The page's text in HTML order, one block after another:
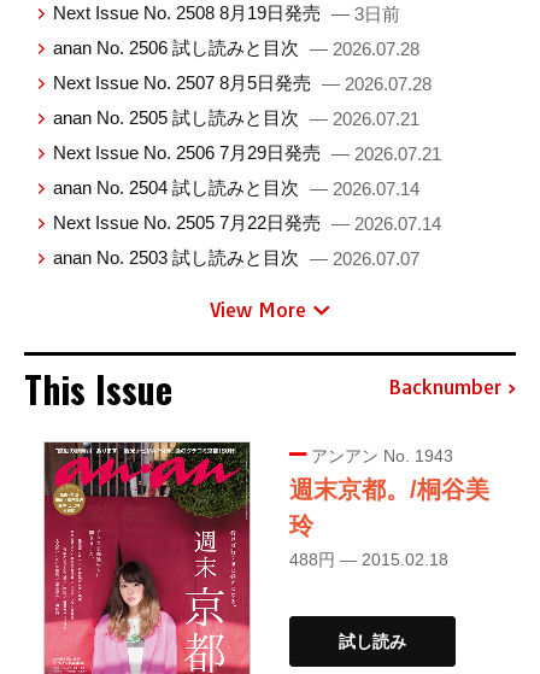
Next Issue No. 2508 8月19日発売 — 3日前
anan No. 2506 試し読みと目次 — 2026.07.28
Next Issue No. 2507 8月5日発売 — 2026.07.28
anan No. 2505 試し読みと目次 — 2026.07.21
Next Issue No. 2506 7月29日発売 — 2026.07.21
anan No. 2504 試し読みと目次 — 2026.07.14
Next Issue No. 2505 7月22日発売 — 2026.07.14
anan No. 2503 試し読みと目次 — 2026.07.07
View More
This Issue Backnumber
アンアン No. 1943
週末京都。/桐谷美
玲
488円 — 2015.02.18
試し読み